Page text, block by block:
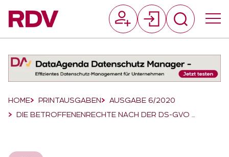
Breadcrumb-Navigation
HOME PRINTAUSGABEN
AUSGABE 6/2020
DIE BETROFFENENRECHTE NACH DER DS-GVO …